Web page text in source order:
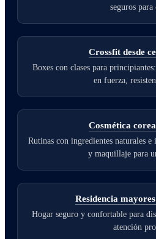
seguros para
Crossfit desde
Boxes con clases para
en fuerza,
Cosmética
Rutinas con ingredientes naturales
y maquillaje para
Residencia
Hogar seguro y confortable para
atención